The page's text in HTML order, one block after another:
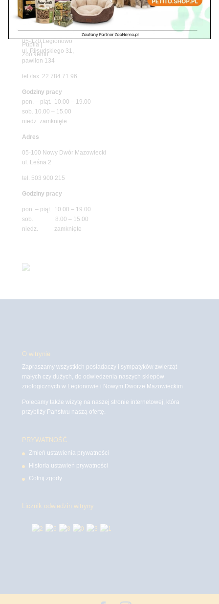
Znajdź nas
Adres
05-120 Legionowo
ul. Piłsudskiego 31,
pawilon 134
tel./fax. 22 784 71 96
Godziny pracy
pon. – piąt. 10.00 – 19.00
sob. 10.00 – 15.00
niedz. zamknięte
Adres
05-100 Nowy Dwór Mazowiecki
ul. Leśna 2
tel. 503 900 215
Godziny pracy
pon. – piąt. 10.00 – 19.00
sob. 8.00 – 15.00
niedz. zamknięte
O witrynie
Zapraszamy wszystkich posiadaczy i sympatyków zwierząt
małych czy dużych, do odwiedzenia naszych sklepów
zoologicznych w Legionowie i Nowym Dworze Mazowieckim
Polecamy także wizytę na naszej stronie internetowej, która
przybliży Państwu naszą ofertę.
PRYWATNOŚĆ
Zmień ustawienia prywatności
Historia ustawień prywatności
Cofnij zgody
Licznik odwiedzin witryny